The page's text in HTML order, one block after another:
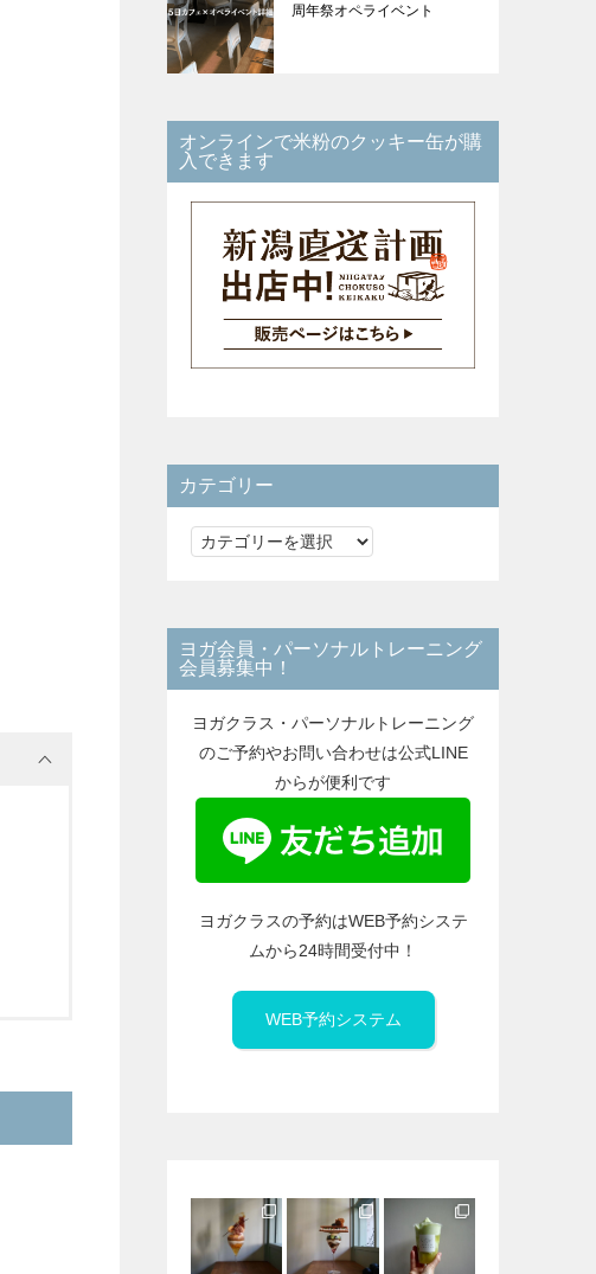
周年祭オペライベント
オンラインで米粉のクッキー缶が購
入できます
カテゴリー
カ
リ
ー
ヨガ会員・パーソナルトレーニング
会員募集中！
ヨガクラス・パーソナルトレーニング
のご予約やお問い合わせは公式LINE
からが便利です
ヨガクラスの予約はWEB予約システ
ムから24時間受付中！
WEB予約システム